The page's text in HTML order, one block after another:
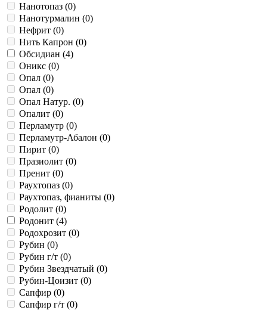
Нанотопаз (0)
Нанотурмалин (0)
Нефрит (0)
Нить Капрон (0)
Обсидиан (4)
Оникс (0)
Опал (0)
Опал (0)
Опал Натур. (0)
Опалит (0)
Перламутр (0)
Перламутр-Абалон (0)
Пирит (0)
Празиолит (0)
Пренит (0)
Раухтопаз (0)
Раухтопаз, фианиты (0)
Родолит (0)
Родонит (4)
Родохрозит (0)
Рубин (0)
Рубин г/т (0)
Рубин Звездчатый (0)
Рубин-Цоизит (0)
Сапфир (0)
Сапфир г/т (0)